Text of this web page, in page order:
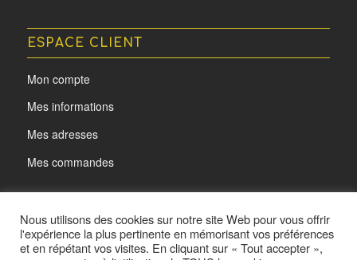
ESPACE CLIENT
Mon compte
Mes informations
Mes adresses
Mes commandes
Nous utilisons des cookies sur notre site Web pour vous offrir
l'expérience la plus pertinente en mémorisant vos préférences
et en répétant vos visites. En cliquant sur « Tout accepter »,